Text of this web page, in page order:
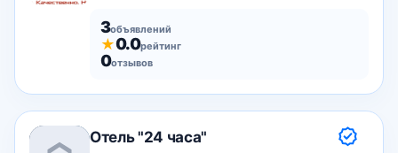
3объявлений
★0.0рейтинг
0отзывов
Отель "24 часа"